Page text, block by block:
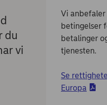
du
vi
Vi anbefaler
betingelser
betalinger
tjenesten.
Se
Europa